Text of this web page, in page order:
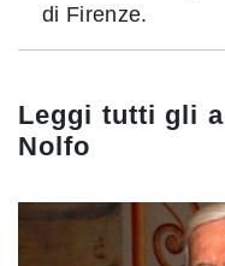
di Firenze.
Leggi tutti gli
Nolfo